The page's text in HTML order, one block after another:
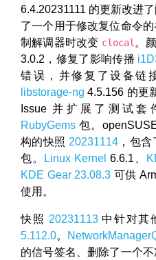
6.4.20231111 的更新改进
了一个用于修改复位命令
制解调器时改变 clocal。
3.0.2，修复了影响传播
错误，并修复了设备链
libstorage-ng 4.5.156 的更
Issue 并扩展了测试
RubyGems 包。
构的快照 20231114 ，包
包。
Linux Kernel 6.6.1、
KDE Gear 23.08.3 可供
使用。
快照 20231113中针对其
5.112.0。
的信号签名、删除了一个